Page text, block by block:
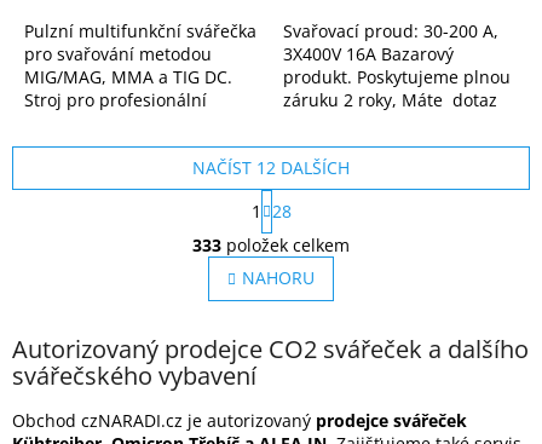
Pulzní multifunkční svářečka
pro svařování metodou
MIG/MAG, MMA a TIG DC.
Stroj pro profesionální
nejen vysoký výkon stroje,
ale zároveň vysokou...
Svařovací proud: 30-200 A,
3X400V 16A Bazarový
produkt. Poskytujeme plnou
záruku 2 roky, Máte dotaz
kl? Zavolejte nám 603912644
O
v
l
á
a
p
NAČÍST 12 DALŠÍCH
S
t
r
á
n
k
v
á
1
28
333 položek celkem
NAHORU
Autorizovaný prodejce CO2 svářeček a dalšího
svářečského vybavení
Obchod czNARADI.cz je autorizovaný prodejce svářeček